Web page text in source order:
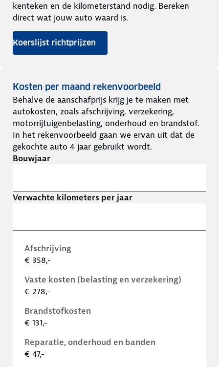
kenteken en de kilometerstand nodig. Bereken
direct wat jouw auto waard is.
Koerslijst richtprijzen
Kosten per maand rekenvoorbeeld
Behalve de aanschafprijs krijg je te maken met
autokosten, zoals afschrijving, verzekering,
motorrijtuigenbelasting, onderhoud en brandstof.
In het rekenvoorbeeld gaan we ervan uit dat de
gekochte auto 4 jaar gebruikt wordt.
Bouwjaar
Verwachte kilometers per jaar
Afschrijving
€ 358,-
Vaste kosten (belasting en verzekering)
€ 278,-
Brandstofkosten
€ 131,-
Reparatie, onderhoud en banden
€ 47,-